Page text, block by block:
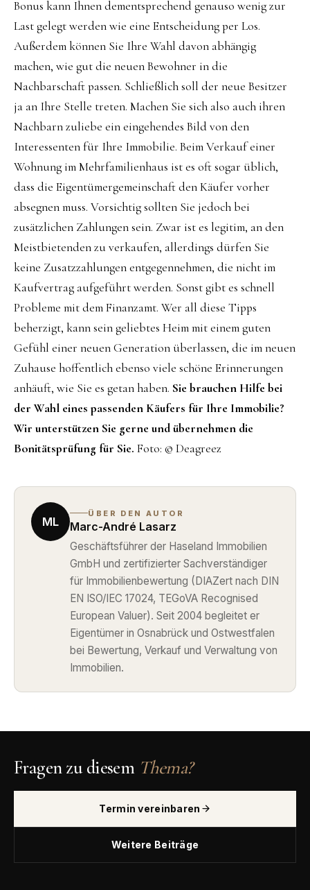
Bonus kann Ihnen dementsprechend genauso wenig zur
Last gelegt werden wie eine Entscheidung per Los.
Außerdem können Sie Ihre Wahl davon abhängig
machen, wie gut die neuen Bewohner in die
Nachbarschaft passen. Schließlich soll der neue Besitzer
ja an Ihre Stelle treten. Machen Sie sich also auch ihren
Nachbarn zuliebe ein eingehendes Bild von den
Interessenten für Ihre Immobilie. Beim Verkauf einer
Wohnung im Mehrfamilienhaus ist es oft sogar üblich,
dass die Eigentümergemeinschaft den Käufer vorher
absegnen muss. Vorsichtig sollten Sie jedoch bei
zusätzlichen Zahlungen sein. Zwar ist es legitim, an den
Meistbietenden zu verkaufen, allerdings dürfen Sie
keine Zusatzzahlungen entgegennehmen, die nicht im
Kaufvertrag aufgeführt werden. Sonst gibt es schnell
Probleme mit dem Finanzamt. Wer all diese Tipps
beherzigt, kann sein geliebtes Heim mit einem guten
Gefühl einer neuen Generation überlassen, die im neuen
Zuhause hoffentlich ebenso viele schöne Erinnerungen
anhäuft, wie Sie es getan haben. Sie brauchen Hilfe bei
der Wahl eines passenden Käufers für Ihre Immobilie?
Wir unterstützen Sie gerne und übernehmen die
Bonitätsprüfung für Sie. Foto: © Deagreez
ML
ÜBER DEN AUTOR
Marc-André Lasarz
Geschäftsführer der Haseland Immobilien
GmbH und zertifizierter Sachverständiger
für Immobilienbewertung (DIAZert nach DIN
EN ISO/IEC 17024, TEGoVA Recognised
European Valuer). Seit 2004 begleitet er
Eigentümer in Osnabrück und Ostwestfalen
bei Bewertung, Verkauf und Verwaltung von
Immobilien.
Fragen zu diesem Thema?
Termin vereinbaren
Weitere Beiträge